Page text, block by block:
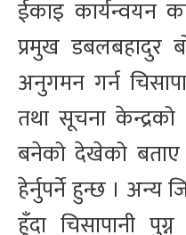
ईकाइ कार्यन्वयन
प्रमुख डबलबहादुर
अनुगमन गर्न
तथा सूचना
बनेको देखेको बताए
हेर्नुपर्ने हुन्छ । अन्य
हुँदा चिसापानी